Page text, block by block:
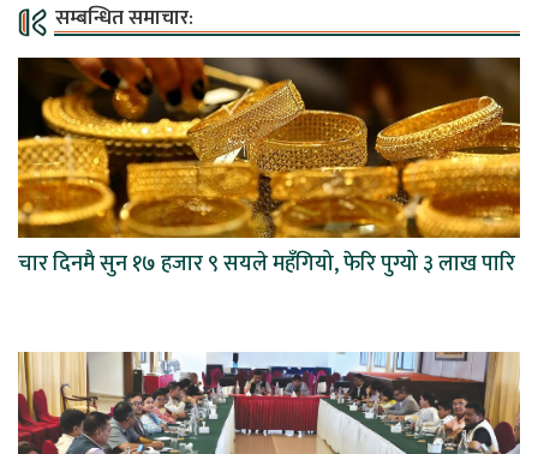
सम्बन्धित समाचार:
चार दिनमै सुन १७ हजार ९ सयले महँगियो, फेरि पुग्यो ३ लाख पारि